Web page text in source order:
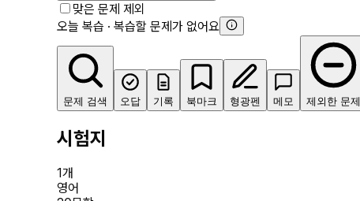
맞은 문제 제외
오늘 복습 · 복습할 문제가 없어요
문제 검색 오답 기록 북마크 형광펜 메모 제외한 문제
시험지
1개
영어